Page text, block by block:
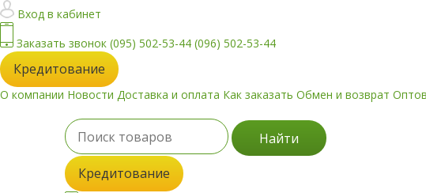
Вход в кабинет
Заказать звонок (095) 502-53-44 (096) 502-53-44
Кредитование
О компании Новости Доставка и оплата Как заказать Обмен и возврат
Найти
Кредитование